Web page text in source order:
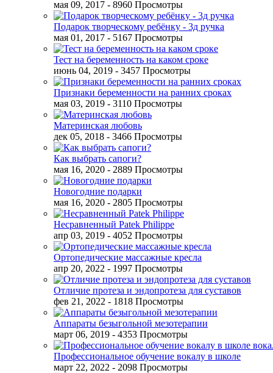
мая 09, 2017 - 8960 Просмотры
Подарок творческому ребёнку - 3д ручка
мая 01, 2017 - 5167 Просмотры
Тест на беременность на каком сроке
июнь 04, 2019 - 3457 Просмотры
Признаки беременности на ранних сроках
мая 03, 2019 - 3110 Просмотры
Материнская любовь
дек 05, 2018 - 3466 Просмотры
Как выбрать сапоги?
мая 16, 2020 - 2889 Просмотры
Новогодние подарки
мая 16, 2020 - 2805 Просмотры
Несравненный Patek Philippe
апр 03, 2019 - 4052 Просмотры
Ортопедические массажные кресла
апр 20, 2022 - 1997 Просмотры
Отличие протеза и эндопротеза для суставов
фев 21, 2022 - 1818 Просмотры
Аппараты безыгольной мезотерапии
март 06, 2019 - 4353 Просмотры
Профессиональное обучение вокалу в школе
март 22, 2022 - 2098 Просмотры